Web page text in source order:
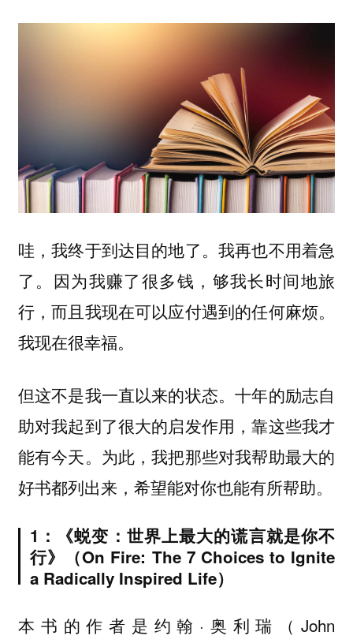
哇，我终于到达目的地了。我再也不用着急
了。因为我赚了很多钱，够我长时间地旅
行，而且我现在可以应付遇到的任何麻烦。
我现在很幸福。
但这不是我一直以来的状态。十年的励志自
助对我起到了很大的启发作用，靠这些我才
能有今天。为此，我把那些对我帮助最大的
好书都列出来，希望能对你也能有所帮助。
1：《蜕变：世界上最大的谎言就是你不
行》（On Fire: The 7 Choices to Ignite
a Radically Inspired Life）
本书的作者是约翰·奥利瑞（John